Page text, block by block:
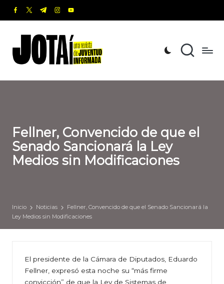
Saltar
contenido
facebook.com
twitter.com
t.me instagram.com
youtube.com
o
t
revista
de
Informada
Fellner, Convencido de que el
Senado Sancionará la Ley
Medios sin Modificaciones
Inicio Noticias
Fellner, Convencido de que el Senado Sancionará la
Ley Medios sin Modificaciones
El presidente de la Cámara de Diputados, Eduardo
Fellner, expresó esta noche su “más firme
convicción” de que la Ley de Sistemas de